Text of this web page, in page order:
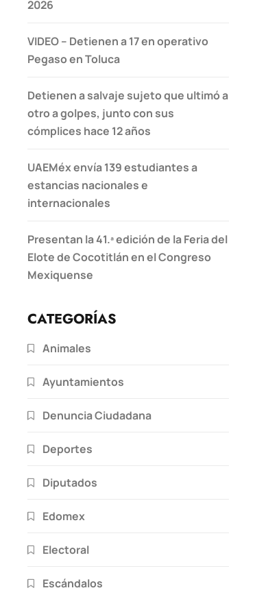
2026
VIDEO – Detienen a 17 en operativo
Pegaso en Toluca
Detienen a salvaje sujeto que ultimó a
otro a golpes, junto con sus
cómplices hace 12 años
UAEMéx envía 139 estudiantes a
estancias nacionales e
internacionales
Presentan la 41.ª edición de la Feria del
Elote de Cocotitlán en el Congreso
Mexiquense
CATEGORÍAS
Animales
Ayuntamientos
Denuncia Ciudadana
Deportes
Diputados
Edomex
Electoral
Escándalos